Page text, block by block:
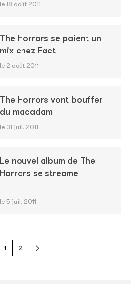
le 18 août 2011
The Horrors se paient un
mix chez Fact
le 2 août 2011
The Horrors vont bouffer
du macadam
le 31 juil. 2011
Le nouvel album de The
Horrors se streame
le 5 juil. 2011
1 2